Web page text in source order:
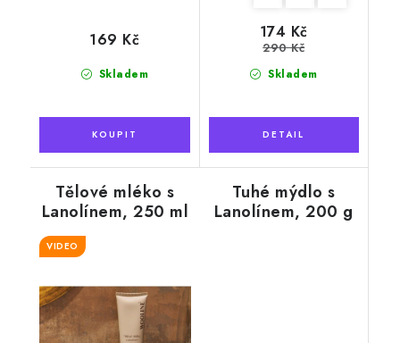
Skladem
169 Kč
Skladem
174 Kč
290 Kč
Tělové mléko s
Lanolínem, 250 ml
VIDEO
Tuhé mýdlo s
Lanolínem, 200 g